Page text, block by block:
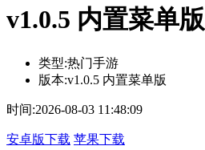
v1.0.5 内置菜单版
类型:热门手游
版本:v1.0.5 内置菜单版
时间:2026-08-03 11:48:09
安卓版下载 苹果下载